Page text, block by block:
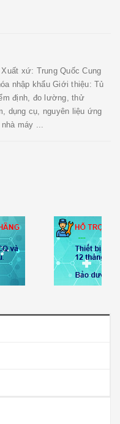
xứ: Trung Quốc Cung
nhập khẩu Giới thiệu: Tủ
định, đo lường, thử
dụng cụ, nguyên liệu ứng
máy ...